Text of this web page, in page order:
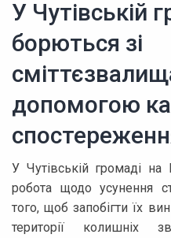
У Чутівській
борються зі
допомогою
У Чутівській громаді
робота щодо усунення
того, щоб запобігти їх
території колишніх